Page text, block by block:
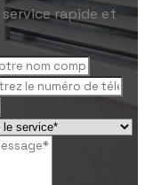
rapide et